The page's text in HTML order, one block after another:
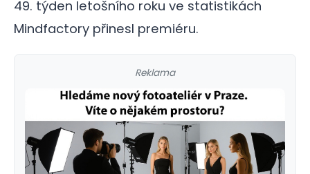
49. týden letošního roku ve statistikách
Mindfactory přinesl premiéru.
Reklama